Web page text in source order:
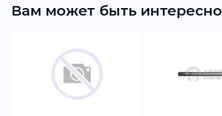
Вам может быть интересно